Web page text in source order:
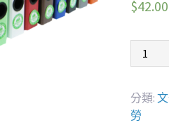
$42.00
分類:
勞